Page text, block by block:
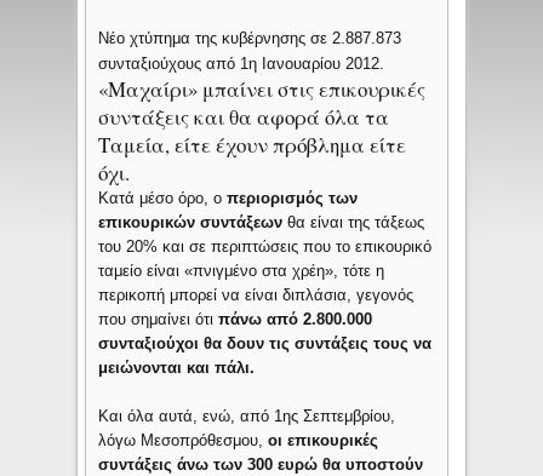
Νέο χτύπημα της κυβέρνησης σε 2.887.873
συνταξιούχους από 1η Ιανουαρίου 2012.
«Μαχαίρι» μπαίνει στις επικουρικές
συντάξεις και θα αφορά όλα τα
Ταμεία, είτε έχουν πρόβλημα είτε
όχι.
Κατά μέσο όρο, οπεριορισμός των
επικουρικών συντάξεων θα είναι της τάξεως
του 20% και σε περιπτώσεις που το επικουρικό
ταμείο είναι «πνιγμένο στα χρέη», τότε η
περικοπή μπορεί να είναι διπλάσια, γεγονός
που σημαίνει ότιπάνω από 2.800.000
συνταξιούχοι θα δουν τις συντάξεις τους να
μειώνονται και πάλι.
Και όλα αυτά, ενώ, από 1ης Σεπτεμβρίου,
λόγω Μεσοπρόθεσμου,οι επικουρικές
συντάξεις άνω των 300 ευρώ θα υποστούν